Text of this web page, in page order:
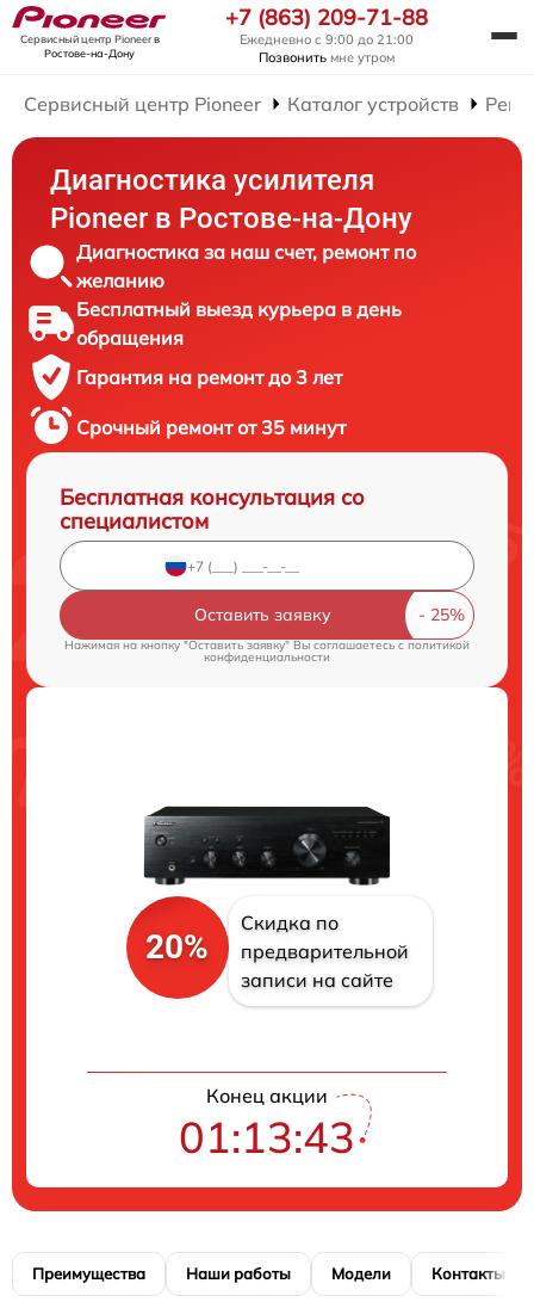
Сервисный центр Pioneerв
Ростове-на-Дону
+7 (863) 209-71-88
Ежедневно с 9:00 до 21:00
Позвонить мне утром
Сервисный центр Pioneer Каталог устройств
Диагностика усилителя
Pioneer в Ростове-на-Дону
Диагностика за наш счет, ремонт по
желанию
Бесплатный выезд курьера в день
обращения
Гарантия на ремонт до 3 лет
Срочный ремонт от 35 минут
Бесплатная консультация со
специалистом
Оставить заявку
Нажимая на кнопку "Оставить заявку" Вы соглашаетесь cполитикой
конфиденциальности
20%
Скидка по
предварительной
записи на сайте
Конец акции
01:13:43
Преимущества Наши работы Модели Контакты